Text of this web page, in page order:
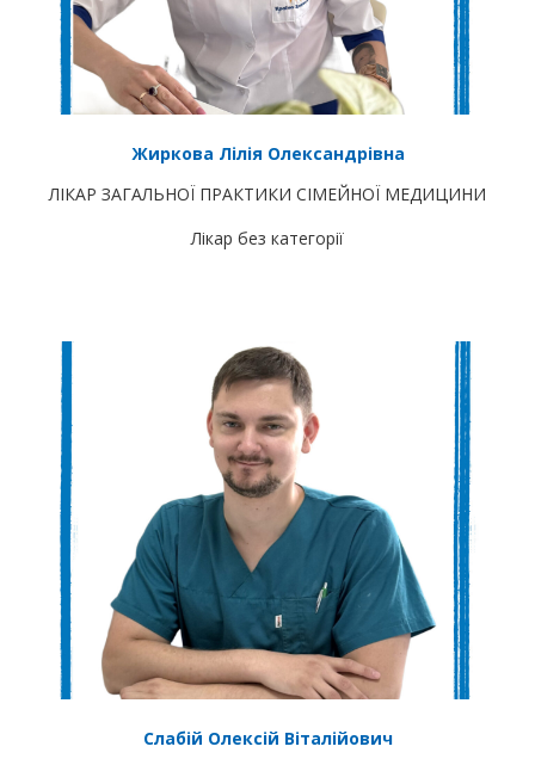
Жиркова Лілія Олександрівна
ЛІКАР ЗАГАЛЬНОЇ ПРАКТИКИ СІМЕЙНОЇ МЕДИЦИНИ
Лікар без категорії
Слабій Олексій Віталійович